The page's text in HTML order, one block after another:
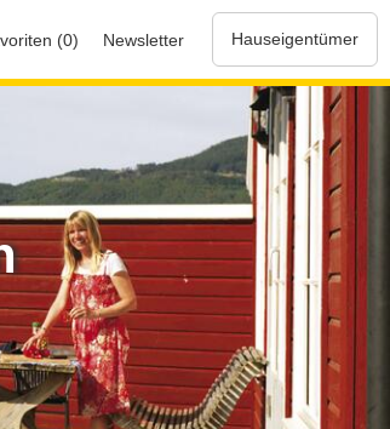
(0) Newsletter Hauseigentümer